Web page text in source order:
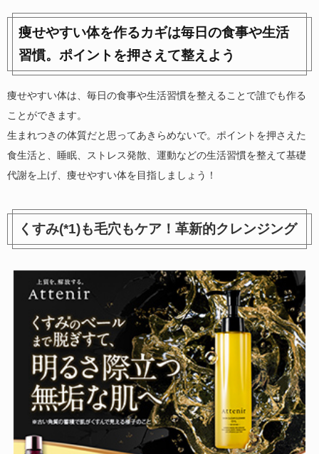
痩せやすい体を作るカギは毎日の食事や生活
習慣。ポイントを押さえて整えよう
痩せやすい体は、毎日の食事や生活習慣を整えることで誰でも作る
ことができます。
生まれつきの体質だと思ってあきらめないで。ポイントを押さえた
食生活と、睡眠、ストレス発散、運動などの生活習慣を整えて基礎
代謝を上げ、痩せやすい体を目指しましょう！
くすみ(*1)も毛穴もケア！革新的クレンジング